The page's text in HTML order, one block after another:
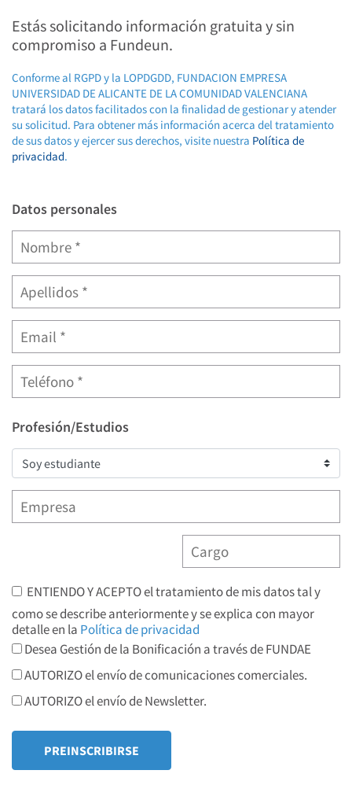
Estás solicitando información gratuita y sin
compromiso a Fundeun.
Conforme al RGPD y la LOPDGDD, FUNDACION EMPRESA
UNIVERSIDAD DE ALICANTE DE LA COMUNIDAD VALENCIANA
tratará los datos facilitados con la finalidad de gestionar y atender
su solicitud. Para obtener más información acerca del tratamiento
de sus datos y ejercer sus derechos, visite nuestra Política de
privacidad.
Datos personales
Profesión/Estudios
ENTIENDO Y ACEPTO el tratamiento de mis datos tal y
como se describe anteriormente y se explica con mayor
detalle en la Política de privacidad
Desea Gestión de la Bonificación a través de FUNDAE
AUTORIZO el envío de comunicaciones comerciales.
AUTORIZO el envío de Newsletter.